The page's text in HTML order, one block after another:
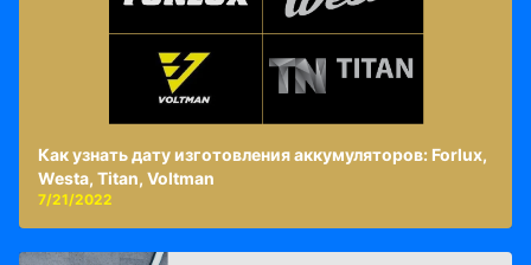
Как узнать дату изготовления аккумуляторов: Forlux,
Westa, Titan, Voltman
7/21/2022